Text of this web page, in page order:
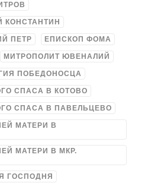
КОНСТАНТИН
ПЕТР ЕПИСКОП ФОМА
МИТРОПОЛИТ ЮВЕНАЛИЙ
ПОБЕДОНОСЦА
СПАСА В КОТОВО
СПАСА В ПАВЕЛЬЦЕВО
МАТЕРИ В
МАТЕРИ В МКР.
ГОСПОДНЯ